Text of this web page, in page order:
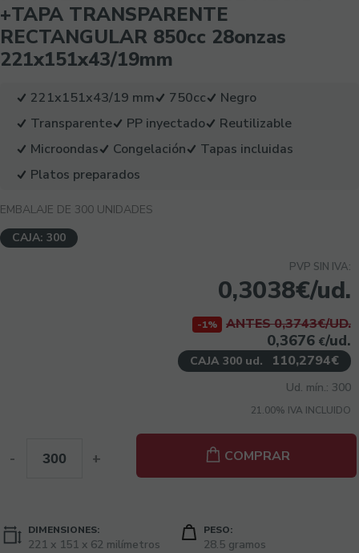
+TAPA TRANSPARENTE
RECTANGULAR 850cc 28onzas
221x151x43/19mm
221x151x43/19 mm 750cc
Negro
Transparente
PP inyectado
Reutilizable
Microondas
Congelación
Tapas incluidas
Platos preparados
EMBALAJE DE 300 UNIDADES
CAJA: 300
PVP SIN IVA:
0,3038€/ud.
-1% ANTES 0,3743€/UD.
0,3676 €/ud.
CAJA 300 ud. 110,2794€
Ud. mín.: 300
21.00% IVA INCLUIDO
- + COMPRAR
DIMENSIONES:
221 x 151 x 62 milímetros
PESO:
28.5 gramos